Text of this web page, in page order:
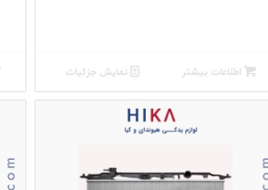
اطلاعات بیشتر نمایش جزئیات